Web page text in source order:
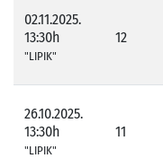
02.11.2025.
13:30h
"LIPIK"
12
26.10.2025.
13:30h
"LIPIK"
11